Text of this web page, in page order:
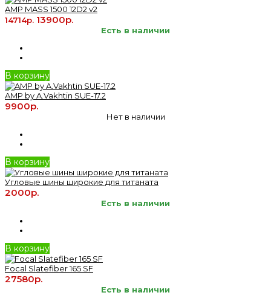
AMP MASS 1500 12D2 v2
14714р. 13900р.
Есть в наличии
В корзину
AMP by A.Vakhtin SUE-17.2
9900р.
Нет в наличии
В корзину
Угловые шины широкие для титаната
2000р.
Есть в наличии
В корзину
Focal Slatefiber 165 SF
27580р.
Есть в наличии